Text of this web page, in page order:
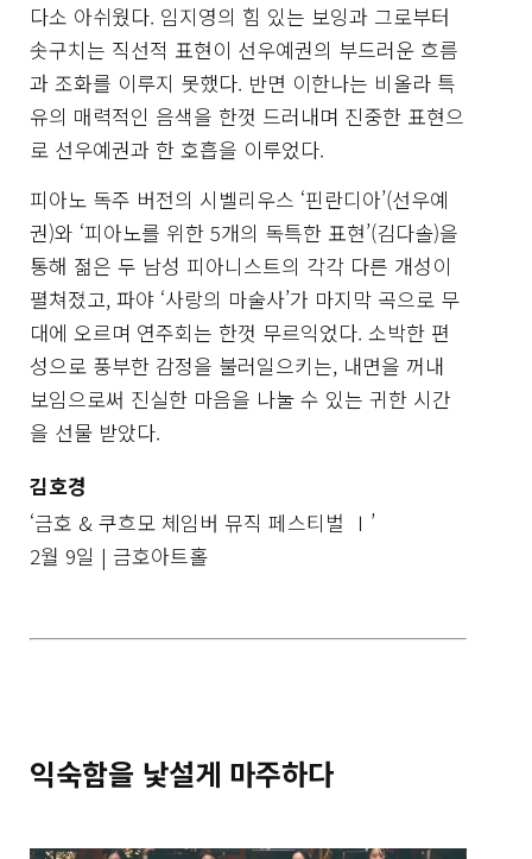
다소 아쉬웠다. 임지영의 힘 있는 보잉과 그로부터
솟구치는 직선적 표현이 선우예권의 부드러운 흐름
과 조화를 이루지 못했다. 반면 이한나는 비올라 특
유의 매력적인 음색을 한껏 드러내며 진중한 표현으
로 선우예권과 한 호흡을 이루었다.
피아노 독주 버전의 시벨리우스 ‘핀란디아’(선우예
권)와 ‘피아노를 위한 5개의 독특한 표현’(김다솔)을
통해 젊은 두 남성 피아니스트의 각각 다른 개성이
펼쳐졌고, 파야 ‘사랑의 마술사’가 마지막 곡으로 무
대에 오르며 연주회는 한껏 무르익었다. 소박한 편
성으로 풍부한 감정을 불러일으키는, 내면을 꺼내
보임으로써 진실한 마음을 나눌 수 있는 귀한 시간
을 선물 받았다.
김호경
‘금호 & 쿠흐모 체임버 뮤직 페스티벌 Ⅰ’
2월 9일 | 금호아트홀
익숙함을 낯설게 마주하다